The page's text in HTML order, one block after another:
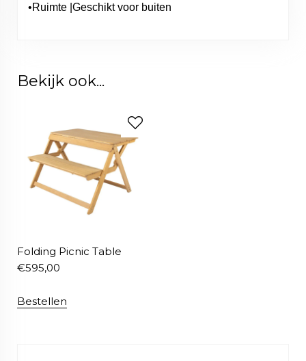
•Ruimte |Geschikt voor buiten
Bekijk ook...
Folding Picnic Table
€595,00
Bestellen